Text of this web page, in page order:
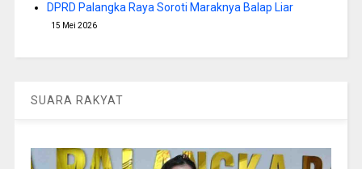
DPRD Palangka Raya Soroti Maraknya Balap Liar
15 Mei 2026
SUARA RAKYAT